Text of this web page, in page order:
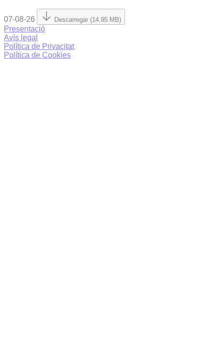
07-08-26 Descarregar (14.95 MB)
Presentació
Avís legal
Política de Privacitat
Política de Cookies